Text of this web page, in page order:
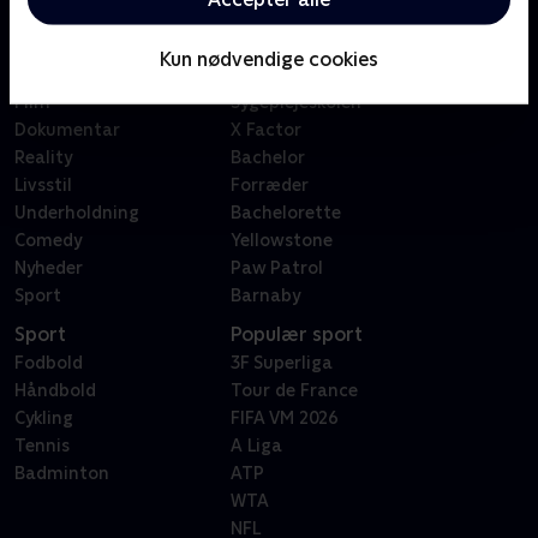
Kun nødvendige cookies
Kategorier
Film
Dokumentar
Reality
Livsstil
Underholdning
Comedy
Nyheder
Sport
Badehotellet
Sygeplejeskolen
X Factor
Bachelor
Forræder
Bachelorette
Yellowstone
Paw Patrol
Barnaby
Sport
Fodbold
Håndbold
Cykling
Tennis
Badminton
Populær sport
3F Superliga
Tour de France
FIFA VM 2026
A Liga
ATP
WTA
NFL